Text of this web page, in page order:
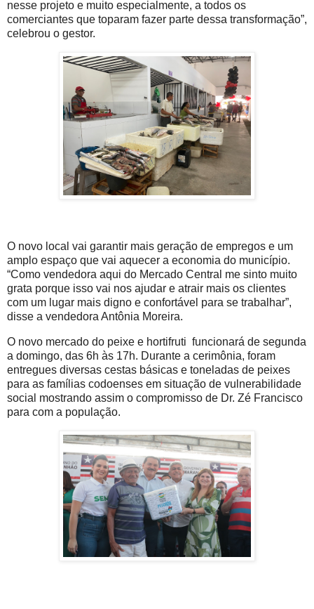
nesse projeto e muito especialmente, a todos os
comerciantes que toparam fazer parte dessa transformação”,
celebrou o gestor.
O novo local vai garantir mais geração de empregos e um
amplo espaço que vai aquecer a economia do município.
“Como vendedora aqui do Mercado Central me sinto muito
grata porque isso vai nos ajudar e atrair mais os clientes
com um lugar mais digno e confortável para se trabalhar”,
disse a vendedora Antônia Moreira.
O novo mercado do peixe e hortifruti funcionará de segunda
a domingo, das 6h às 17h. Durante a cerimônia, foram
entregues diversas cestas básicas e toneladas de peixes
para as famílias codoenses em situação de vulnerabilidade
social mostrando assim o compromisso de Dr. Zé Francisco
para com a população.